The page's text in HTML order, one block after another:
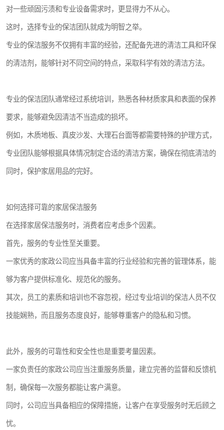
对一些顽固污渍和专业设备需求时，更显得力不从心。
这时，选择专业的保洁团队就成为明智之举。
专业的保洁服务不仅拥有丰富的经验，还配备先进的清洁工具和环保
的清洁剂，能够针对不同空间的特点，采取科学有效的清洁方法。
专业的保洁团队通常经过系统培训，熟悉各种材质家具和表面的保养
要求，能够避免因清洁不当造成的损坏。
例如，木质地板、真皮沙发、大理石台面等都需要特殊的护理方式，
专业团队能够根据具体情况制定合适的清洁方案，确保在彻底清洁的
同时，保护家居用品的完好。
如何选择可靠的家居保洁服务
在选择家居保洁服务时，消费者应考虑多个因素。
首先，服务的专业性至关重要。
一家优秀的家政公司应当具备丰富的行业经验和完善的管理体系，能
够为客户提供标准化、规范化的服务。
其次，员工的素质和培训也不容忽视，经过专业培训的保洁人员不仅
技能娴熟，而且服务态度良好，能够尊重客户的隐私和习惯。
此外，服务的可靠性和安全性也是重要考量因素。
一家负责任的家政公司应当注重服务质量，建立完善的监督和反馈机
制，确保每一次服务都能让客户满意。
同时，公司应当具备相应的保障措施，让客户在享受服务时无后顾之
忧。